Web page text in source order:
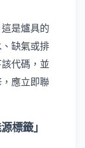
是爐具的
缺氣或排
代碼，並
應立即聯
標籤」